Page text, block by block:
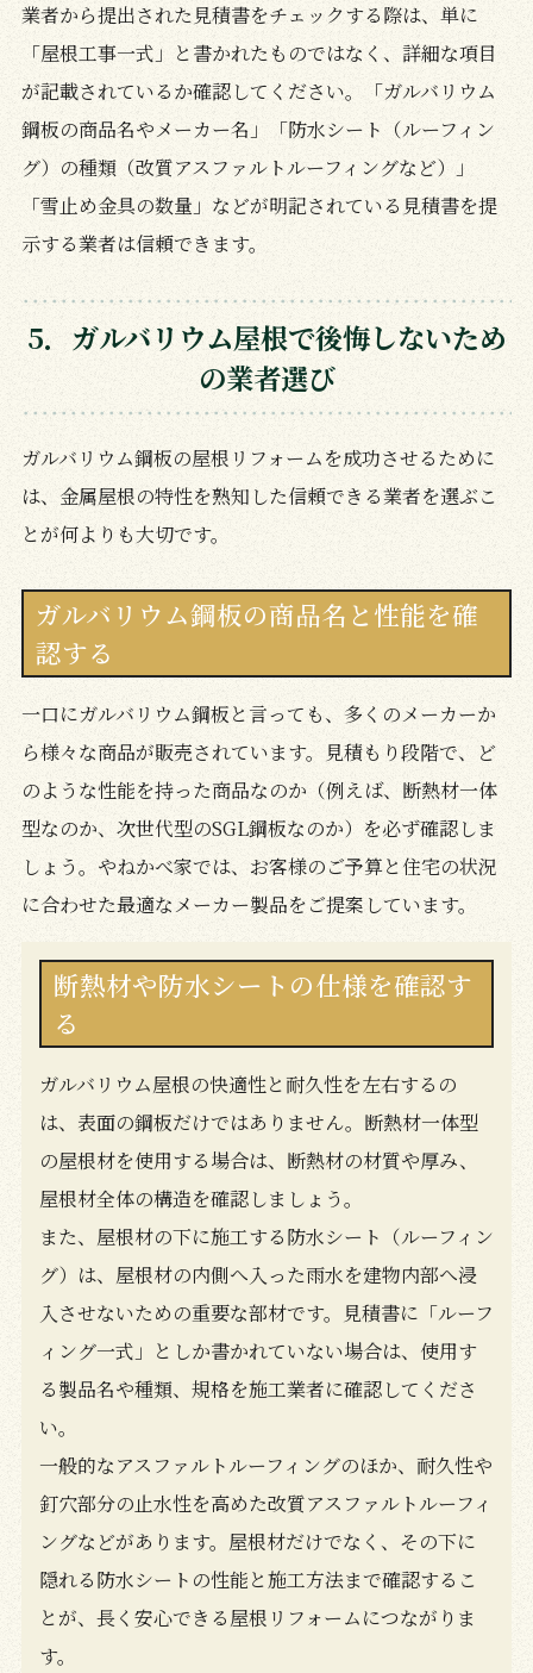
業者から提出された見積書をチェックする際は、単に
「屋根工事一式」と書かれたものではなく、詳細な項目
が記載されているか確認してください。「ガルバリウム
鋼板の商品名やメーカー名」「防水シート（ルーフィン
グ）の種類（改質アスファルトルーフィングなど）」
「雪止め金具の数量」などが明記されている見積書を提
示する業者は信頼できます。
5．ガルバリウム屋根で後悔しないため
の業者選び
ガルバリウム鋼板の屋根リフォームを成功させるために
は、金属屋根の特性を熟知した信頼できる業者を選ぶこ
とが何よりも大切です。
ガルバリウム鋼板の商品名と性能を確
認する
一口にガルバリウム鋼板と言っても、多くのメーカーか
ら様々な商品が販売されています。見積もり段階で、ど
のような性能を持った商品なのか（例えば、断熱材一体
型なのか、次世代型のSGL鋼板なのか）を必ず確認しま
しょう。やねかべ家では、お客様のご予算と住宅の状況
に合わせた最適なメーカー製品をご提案しています。
断熱材や防水シートの仕様を確認す
る
ガルバリウム屋根の快適性と耐久性を左右するの
は、表面の鋼板だけではありません。断熱材一体型
の屋根材を使用する場合は、断熱材の材質や厚み、
屋根材全体の構造を確認しましょう。
また、屋根材の下に施工する防水シート（ルーフィン
グ）は、屋根材の内側へ入った雨水を建物内部へ浸
入させないための重要な部材です。見積書に「ルーフ
ィング一式」としか書かれていない場合は、使用す
る製品名や種類、規格を施工業者に確認してくださ
い。
一般的なアスファルトルーフィングのほか、耐久性や
釘穴部分の止水性を高めた改質アスファルトルーフィ
ングなどがあります。屋根材だけでなく、その下に
隠れる防水シートの性能と施工方法まで確認するこ
とが、長く安心できる屋根リフォームにつながりま
す。